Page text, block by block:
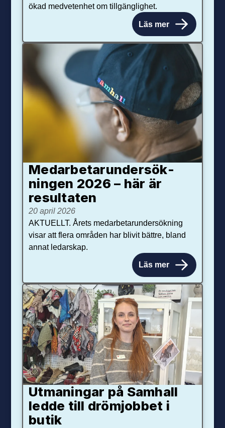
ökad medvetenhet om tillgänglighet.
Läs mer
Medarbetar­under­sök­
ningen 2026 – här är
resultaten
20 april 2026
AKTUELLT. Årets medarbetarundersökning
visar att flera områden har blivit bättre, bland
annat ledarskap.
Läs mer
Utmaningar på Sam­hall
ledde till dröm­jobbet i
butik